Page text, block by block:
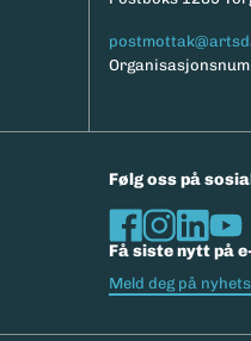
Følg oss på
Få siste nytt på
Meld deg på